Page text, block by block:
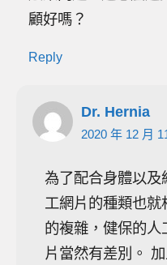
顧好嗎？
Reply
Dr. Hernia
2020 年 12 月
為了配合身體以及
工網片的種類也
的複雜，健保的人
片當然有差別。